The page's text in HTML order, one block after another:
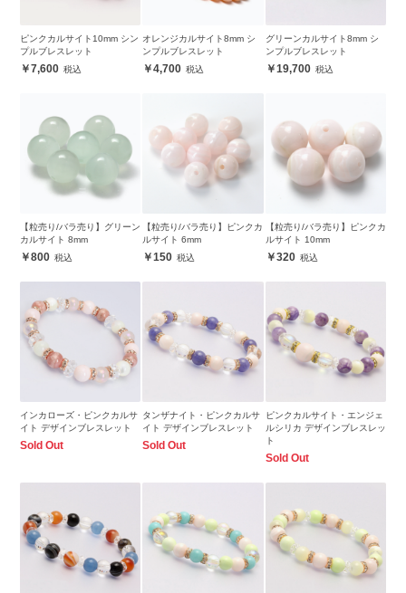
ピンクカルサイト10mm シン
プルブレスレット
7,600
オレンジカルサイト8mm シ
ンプルブレスレット
4,700
グリーンカルサイト8mm シ
ンプルブレスレット
19,700
【粒売り/バラ売り】グリーン
カルサイト 8mm
800
【粒売り/バラ売り】ピンクカ
ルサイト 6mm
150
【粒売り/バラ売り】ピンクカ
ルサイト 10mm
320
インカローズ・ピンクカルサ
イト デザインブレスレット
Sold Out
タンザナイト・ピンクカルサ
イト デザインブレスレット
Sold Out
ピンクカルサイト・エンジェ
ルシリカ デザインブレスレッ
ト
Sold Out